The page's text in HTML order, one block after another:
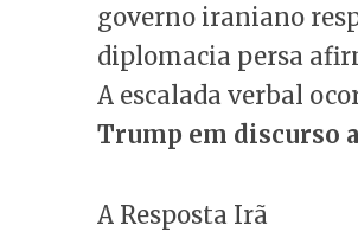
governo iraniano
diplomacia persa
A escalada verbal
Trump em discurso
A Resposta Irã